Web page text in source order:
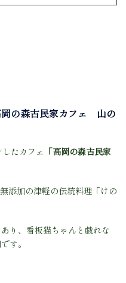
の森古民家カフェ 山の
たカフェ 「高岡の森古民家
添加の津軽の伝統料理「けの
り、看板猫ちゃんと戯れな
す。